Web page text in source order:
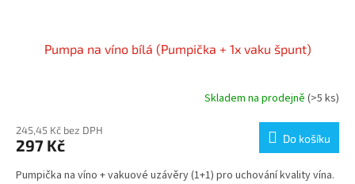
Pumpa na víno bílá (Pumpička + 1x vaku špunt)
Skladem na prodejně (>5 ks)
245,45 Kč bez DPH
297 Kč Do košíku
Pumpička na víno + vakuové uzávěry (1+1) pro uchování kvality vína.